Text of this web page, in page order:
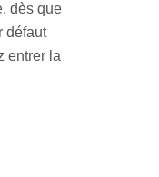
dès que
défaut
entrer la